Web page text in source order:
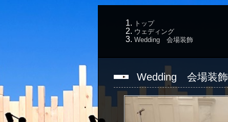
トップ
ウェディング
Wedding 会場装飾
Wedding 会場装飾